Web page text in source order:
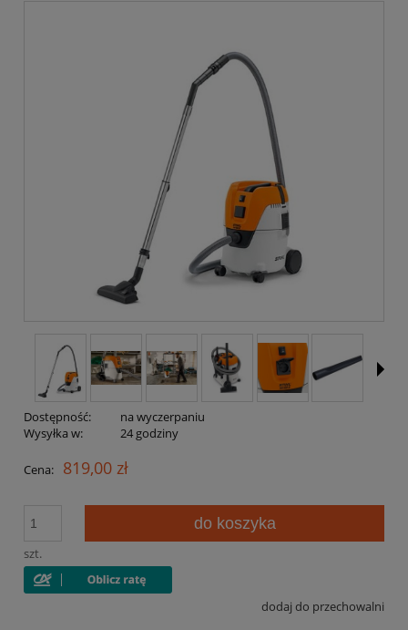
Dostępność:
na wyczerpaniu
Wysyłka w:
24 godziny
Cena: 819,00 zł
szt.
do koszyka
dodaj do przechowalni